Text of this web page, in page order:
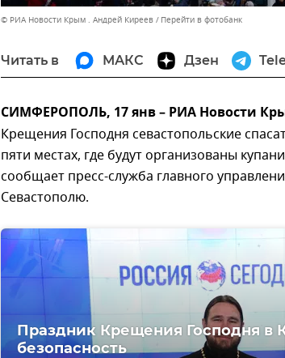
© РИА Новости Крым . Андрей Киреев Перейти в фотобанк
Читать в МАКС Дзен
СИМФЕРОПОЛЬ, 17 янв – РИА Новости
Крещения Господня севастопольские
пяти местах, где будут организованы
сообщает пресс-служба главного
Севастополю.
Праздник Крещения Господня в
безопасность